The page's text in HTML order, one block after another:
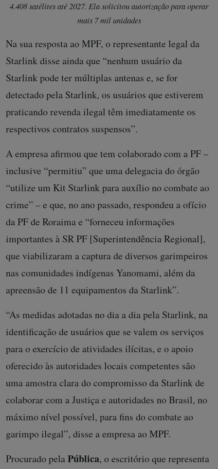
4.408 satélites até 2027. Ela solicitou autorização para operar
mais 7 mil unidades
Na sua resposta ao MPF, o representante legal da
Starlink disse ainda que “nenhum usuário da
Starlink pode ter múltiplas antenas e, se for
detectado pela Starlink, os usuários que estiverem
praticando revenda ilegal têm imediatamente os
respectivos contratos suspensos”.
A empresa afirmou que tem colaborado com a PF –
inclusive “permitiu” que uma delegacia do órgão
“utilize um Kit Starlink para auxílio no combate ao
crime” – e que, no ano passado, respondeu a ofício
da PF de Roraima e “forneceu informações
importantes à SR PF [Superintendência Regional],
que viabilizaram a captura de diversos garimpeiros
nas comunidades indígenas Yanomami, além da
apreensão de 11 equipamentos da Starlink”.
“As medidas adotadas no dia a dia pela Starlink, na
identificação de usuários que se valem os serviços
para o exercício de atividades ilícitas, e o apoio
oferecido às autoridades locais competentes são
uma amostra clara do compromisso da Starlink de
colaborar com a Justiça e autoridades no Brasil, no
máximo nível possível, para fins do combate ao
garimpo ilegal”, disse a empresa ao MPF.
Procurado pelaPública, o escritório que representa